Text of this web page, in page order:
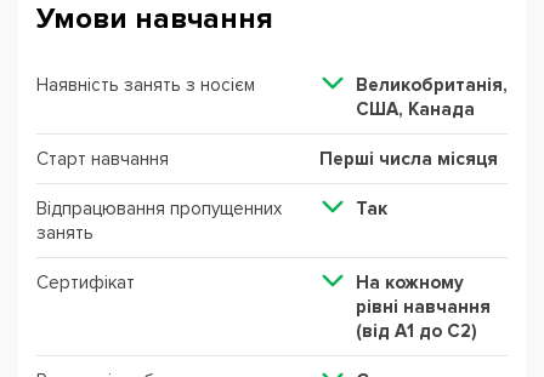
Умови навчання
Наявність занять з носієм
Великобританія,
США, Канада
Старт навчання Перші числа місяця
Відпрацювання пропущенних
занять
Так
Сертифікат
На кожному
рівні навчання
(від А1 до С2)